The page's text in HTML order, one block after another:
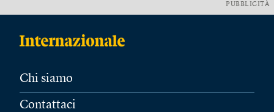
PUBBLICITÀ
Chi siamo
Contattaci